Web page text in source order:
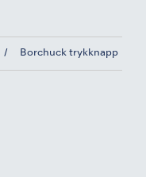
Borchuck trykknapp